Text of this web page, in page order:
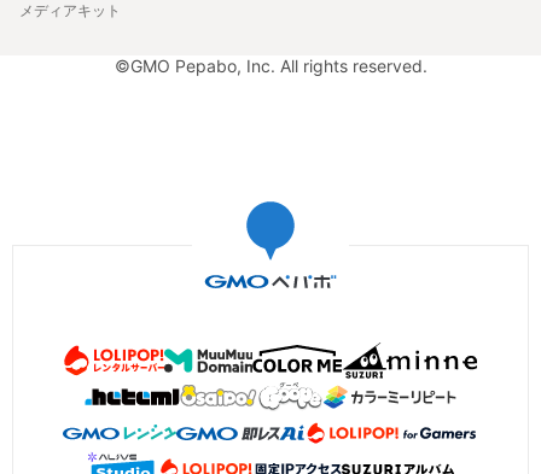
メディアキット
©GMO Pepabo, Inc. All rights reserved.